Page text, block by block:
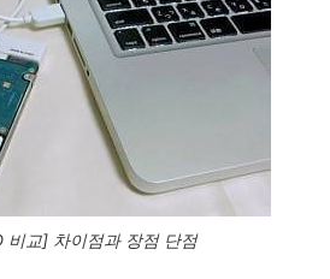
비교] 차이점과 장점 단점